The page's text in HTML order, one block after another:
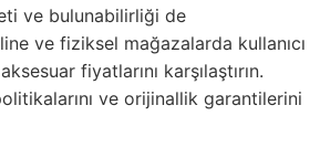
ve bulunabilirliği de
ve fiziksel mağazalarda kullanıcı
fiyatlarını karşılaştırın.
ve orijinallik garantilerini